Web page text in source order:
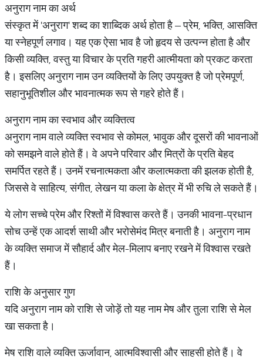
अनुराग नाम का अर्थ
संस्कृत में 'अनुराग' शब्द का शाब्दिक अर्थ होता है – प्रेम, भक्ति, आसक्ति
या स्नेहपूर्ण लगाव। यह एक ऐसा भाव है जो हृदय से उत्पन्न होता है और
किसी व्यक्ति, वस्तु या विचार के प्रति गहरी आत्मीयता को प्रकट करता
है। इसलिए अनुराग नाम उन व्यक्तियों के लिए उपयुक्त है जो प्रेमपूर्ण,
सहानुभूतिशील और भावनात्मक रूप से गहरे होते हैं।
अनुराग नाम का स्वभाव और व्यक्तित्व
अनुराग नाम वाले व्यक्ति स्वभाव से कोमल, भावुक और दूसरों की भावनाओं
को समझने वाले होते हैं। वे अपने परिवार और मित्रों के प्रति बेहद
समर्पित रहते हैं। उनमें रचनात्मकता और कलात्मकता की झलक होती है,
जिससे वे साहित्य, संगीत, लेखन या कला के क्षेत्र में भी रुचि ले सकते हैं।
ये लोग सच्चे प्रेम और रिश्तों में विश्वास करते हैं। उनकी भावना-प्रधान
सोच उन्हें एक आदर्श साथी और भरोसेमंद मित्र बनाती है। अनुराग नाम
के व्यक्ति समाज में सौहार्द और मेल-मिलाप बनाए रखने में विश्वास रखते
हैं।
राशि के अनुसार गुण
यदि अनुराग नाम को राशि से जोड़ें तो यह नाम मेष और तुला राशि से मेल
खा सकता है।
मेष राशि वाले व्यक्ति ऊर्जावान, आत्मविश्वासी और साहसी होते हैं। वे